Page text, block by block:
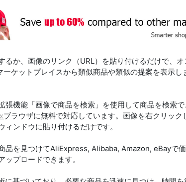
か、画像のリンク（URL）を貼り付けるだけで、
ケットプレイスから類似商品や類似の提案を表示し
機能「画像で商品を検索」を使用して商品を検索で
ブラウザに無料で対応しています。画像を右クリッ
ンドウに貼り付けるだけです。
品を見つけてAliExpress, Alibaba, Amazon, eBayで
プロードできます。